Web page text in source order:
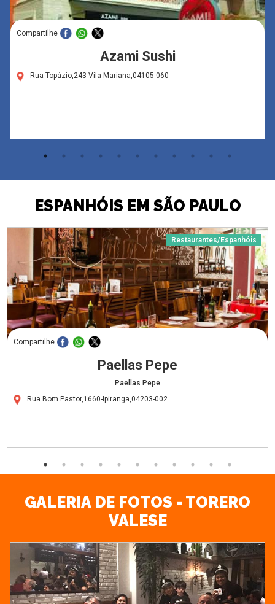
Compartilhe
Azami Sushi
Rua Topázio,243-Vila Mariana,04105-060
ESPANHÓIS EM SÃO PAULO
Restaurantes/Espanhóis
Compartilhe
Paellas Pepe
Paellas Pepe
Rua Bom Pastor,1660-Ipiranga,04203-002
GALERIA DE FOTOS - TORERO
VALESE